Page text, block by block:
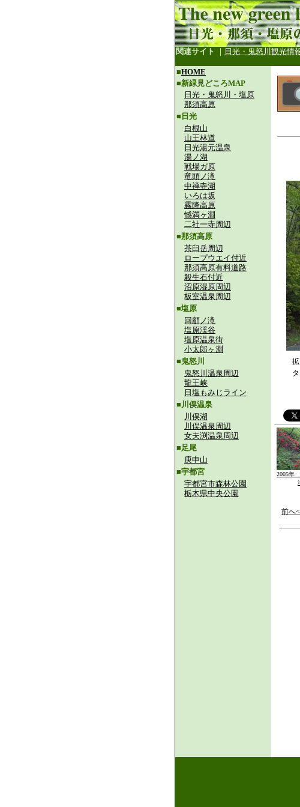
関連サイト ｜ 日光・鬼怒川観光情
■HOME
■新緑見どころMAP
日光・鬼怒川・塩原
那須高原
■日光
白根山
山王林道
日光湯元温泉
湯ノ湖
戦場ガ原
竜頭ノ滝
中禅寺湖
いろは坂
霧降高原
憾満ヶ淵
二社一寺周辺
■那須高原
茶臼岳周辺
ロープウエイ付近
那須高原有料道路
殺生石付近
沼原湿原周辺
板室温泉周辺
■塩原
回顧ノ滝
塩原渓谷
塩原温泉街
小太郎ヶ淵
■鬼怒川
鬼怒川温泉周辺
龍王峡
日塩もみじライン
■川俣温泉
川俣湖
川俣温泉周辺
女夫渕温泉周辺
■足尾
庚申山
■宇都宮
宇都宮市森林公園
栃木県中央公園
2005年
前へ